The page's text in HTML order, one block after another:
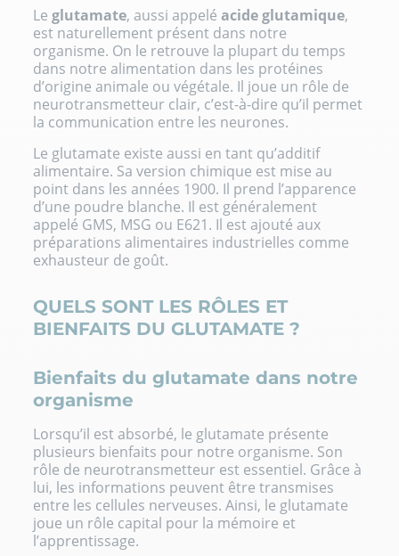
Le glutamate, aussi appeléacide glutamique,
est naturellement présent dans notre
organisme. On le retrouve la plupart du temps
dans notre alimentation dans les protéines
d’origine animale ou végétale. Il joue un rôle de
neurotransmetteur clair, c’est-à-dire qu’il permet
la communication entre les neurones.
Le glutamate existe aussi en tant qu’additif
alimentaire. Sa version chimique est mise au
point dans les années 1900. Il prend l’apparence
d’une poudre blanche. Il est généralement
appelé GMS, MSG ou E621. Il est ajouté aux
préparations alimentaires industrielles comme
exhausteur de goût.
QUELS SONT LES RÔLES ET
BIENFAITS DU GLUTAMATE ?
Bienfaits du glutamate dans notre
organisme
Lorsqu’il est absorbé, le glutamate présente
plusieurs bienfaits pour notre organisme. Son
rôle de neurotransmetteur est essentiel. Grâce à
lui, les informations peuvent être transmises
entre les cellules nerveuses. Ainsi, le glutamate
joue un rôle capital pour la mémoire et
l’apprentissage.